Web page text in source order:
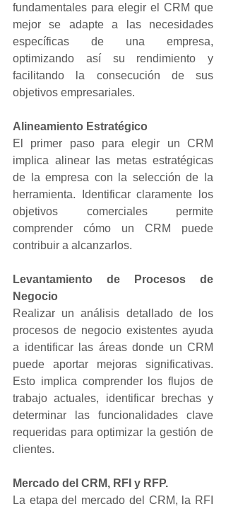
fundamentales para elegir el CRM que
mejor se adapte a las necesidades
específicas de una empresa,
optimizando así su rendimiento y
facilitando la consecución de sus
objetivos empresariales.
Alineamiento Estratégico
El primer paso para elegir un CRM
implica alinear las metas estratégicas
de la empresa con la selección de la
herramienta. Identificar claramente los
objetivos comerciales permite
comprender cómo un CRM puede
contribuir a alcanzarlos.
Levantamiento de Procesos de
Negocio
Realizar un análisis detallado de los
procesos de negocio existentes ayuda
a identificar las áreas donde un CRM
puede aportar mejoras significativas.
Esto implica comprender los flujos de
trabajo actuales, identificar brechas y
determinar las funcionalidades clave
requeridas para optimizar la gestión de
clientes.
Mercado del CRM, RFI y RFP.
La etapa del mercado del CRM, la RFI